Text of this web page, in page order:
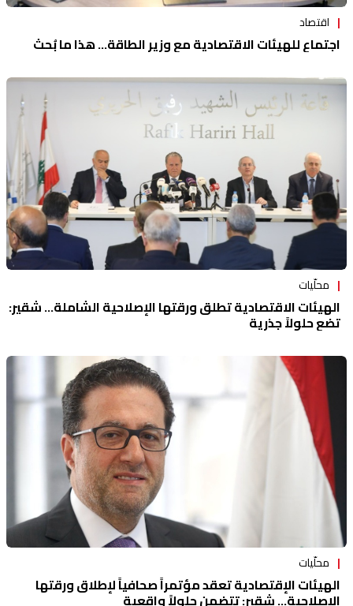
اقتصاد
اجتماع للهيئات الاقتصادية مع وزير الطاقة... هذا ما بُحث
محلّيات
الهيئات الاقتصادية تطلق ورقتها الإصلاحية الشاملة... شقير:
تضع حلولاً جذرية
محلّيات
الهيئات الإقتصادية تعقد مؤتمراً صحافياً لإطلاق ورقتها
الإصلاحية... شقير: تتضمن حلولاً واقعية